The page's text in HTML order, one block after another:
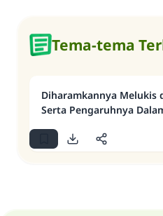
Tema-tema
Diharamkannya Melukis
Serta Pengaruhnya